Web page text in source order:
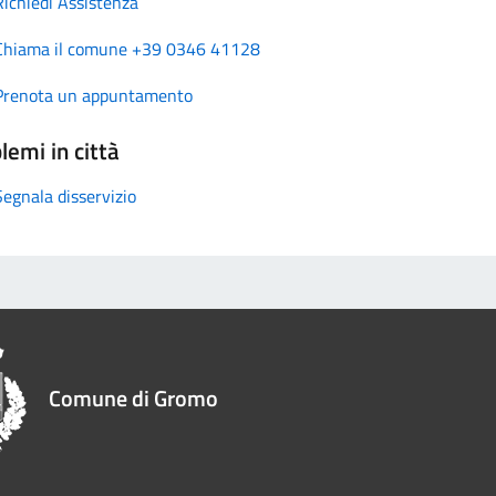
il comune +39 0346 41128
un appuntamento
in città
disservizio
Comune di Gromo